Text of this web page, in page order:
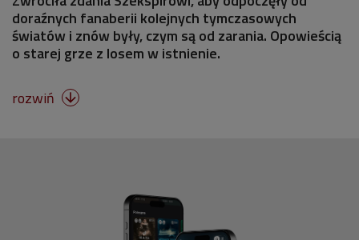
doraźnych fanaberii kolejnych tymczasowych
światów i znów były, czym są od zarania. Opowieścią
o starej grze z losem w istnienie.
rozwiń 